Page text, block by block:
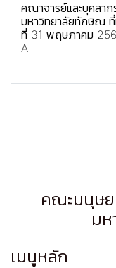
คณาจารย์และบุคลา
มหาวิทยาลัยทักษิณ ที่
ที่ 31 พฤษภาคม
A
คณะมนุษย
ม
เมนูหลัก